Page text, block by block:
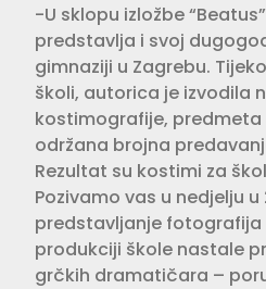
-U sklopu izložbe
predstavlja i svoj
gimnaziji u Zagrebu.
školi, autorica je izvodila
kostimografije, predmeta
održana brojna
Rezultat su kostimi za
Pozivamo vas u nedjelju
predstavljanje fotografija
produkciji škole nastale
grčkih dramatičara –